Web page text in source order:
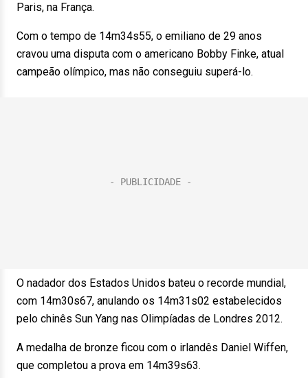
Paris, na França.
Com o tempo de 14m34s55, o emiliano de 29 anos
cravou uma disputa com o americano Bobby Finke, atual
campeão olímpico, mas não conseguiu superá-lo.
O nadador dos Estados Unidos bateu o recorde mundial,
com 14m30s67, anulando os 14m31s02 estabelecidos
pelo chinês Sun Yang nas Olimpíadas de Londres 2012.
A medalha de bronze ficou com o irlandês Daniel Wiffen,
que completou a prova em 14m39s63.